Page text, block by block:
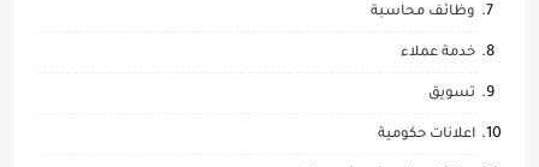
وظائف محاسبة
خدمة عملاء
تسويق
اعلانات حكومية